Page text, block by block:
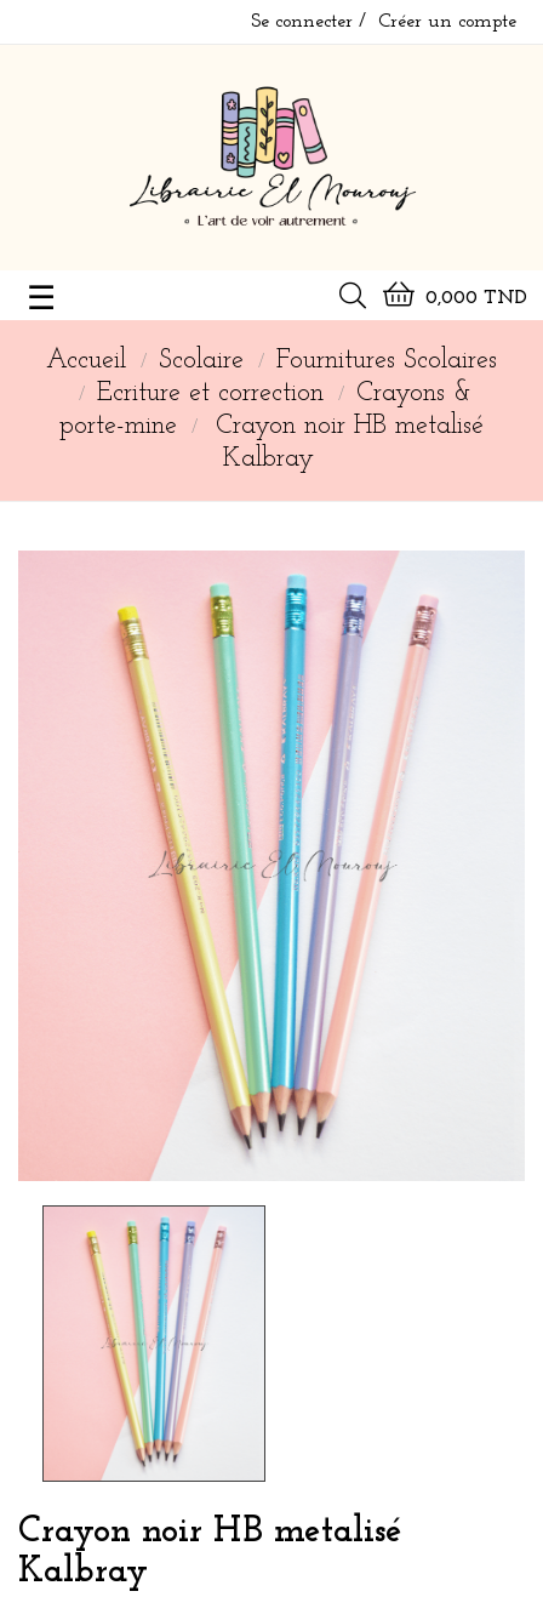
Se connecter Créer un compte
0,000 TND
Basculer
navigation
☰
Accueil Scolaire
Fournitures Scolaires
Ecriture et correction
Crayons &
porte-mine
Crayon noir HB metalisé
Kalbray
Crayon noir HB metalisé
Kalbray